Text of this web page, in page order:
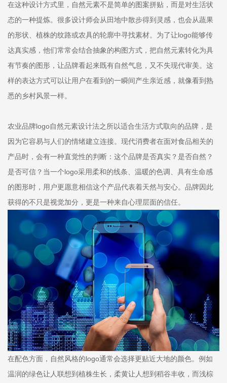
在这种设计方式里，自然元素不是简单的图案拼贴，而是对生活状
态的一种提炼。很多设计师会从田地中散步得到灵感，也会从蔬果
的形状、植株的纹路或农具的轮廓中寻找素材。为了让logo能够传
达真实感，他们常常会结合抽象的构图方式，把自然元素转化为具
有节奏的图形，让品牌看起来既有自然气息，又不失现代审美。这
样的表达方式可以让用户在看到的一瞬间产生亲近感，就像看到熟
悉的乡村风景一样。
农业品牌logo自然元素设计法之所以适合生活方式取向的品牌，是
因为它容易与人们的情绪建立连接。现代消费者在面对食品相关的
产品时，会有一种直觉性的判断：这个品牌是否真实？是否自然？
是否可信？当一个logo采用柔和的线条、温暖的色调、具有生命感
的图形时，用户更愿意相信这个产品代表着天然与安心。品牌因此
获得的不只是视觉加分，更是一种来自心理层面的信任。
在配色方面，自然风格的logo通常会选择更贴近大地的颜色。例如
温润的绿色让人联想到植株生长，柔黄让人想到稻谷丰收，而浅棕